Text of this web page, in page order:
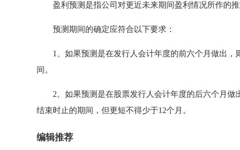
盈利预测是指公司对更近未来期间盈利情况所作的推
预测期间的确定应符合以下要求：
1、如果预测是在发行人会计年度的前六个月做出，
间。
2、如果预测是在股票发行人会计年度的后六个月做
结束时止的期间，但更短不得少于12个月。
编辑推荐